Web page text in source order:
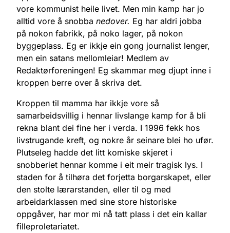
vore kommunist heile livet. Men min kamp har jo
alltid vore å snobba nedover. Eg har aldri jobba
på nokon fabrikk, på noko lager, på nokon
byggeplass. Eg er ikkje ein gong journalist lenger,
men ein satans mellomleiar! Medlem av
Redaktørforeningen! Eg skammar meg djupt inne i
kroppen berre over å skriva det.
Kroppen til mamma har ikkje vore så
samarbeidsvillig i hennar livslange kamp for å bli
rekna blant dei fine her i verda. I 1996 fekk hos
livstrugande kreft, og nokre år seinare blei ho ufør.
Plutseleg hadde det litt komiske skjeret i
snobberiet hennar komme i eit meir tragisk lys. I
staden for å tilhøra det forjetta borgarskapet, eller
den stolte lærarstanden, eller til og med
arbeidarklassen med sine store historiske
oppgåver, har mor mi nå tatt plass i det ein kallar
filleproletariatet.